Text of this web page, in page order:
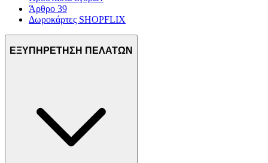
Άρθρο 39
Δωροκάρτες SHOPFLIX
ΕΞΥΠΗΡΕΤΗΣΗ ΠΕΛΑΤΩΝ